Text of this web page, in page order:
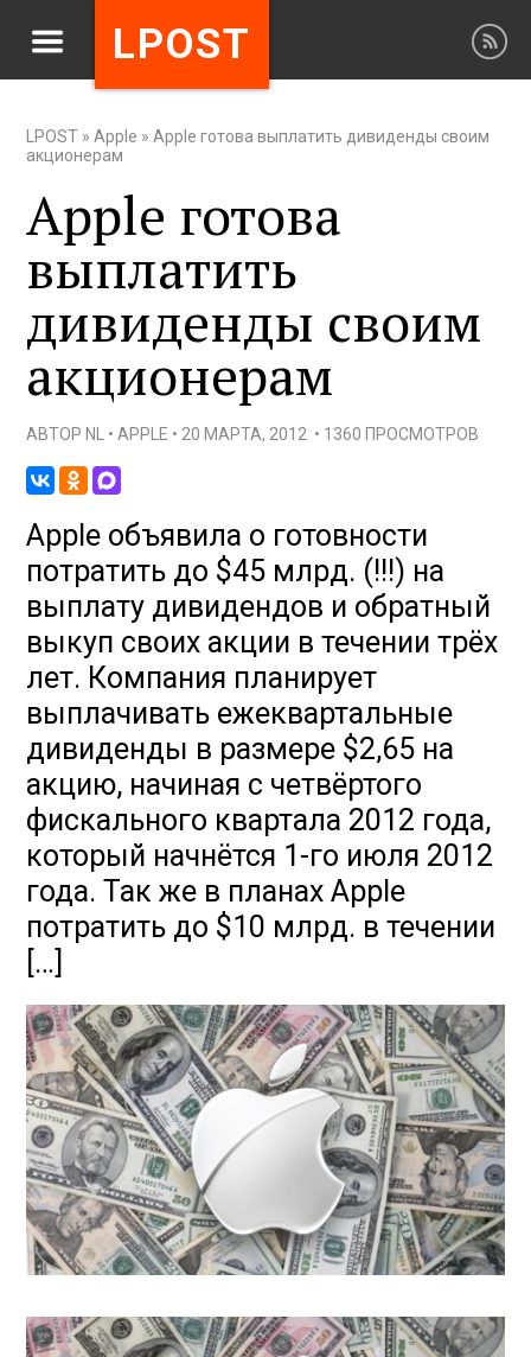
LPOST
LPOST »Apple »Apple готова выплатить дивиденды своим
акционерам
Apple готова
выплатить
дивиденды своим
акционерам
АВТОР NL •APPLE • 20 МАРТА, 2012 • 1360 ПРОСМОТРОВ
Apple объявила о готовности
потратить до $45 млрд. (!!!) на
выплату дивидендов и обратный
выкуп своих акции в течении трёх
лет. Компания планирует
выплачивать ежеквартальные
дивиденды в размере $2,65 на
акцию, начиная с четвёртого
фискального квартала 2012 года,
который начнётся 1-го июля 2012
года. Так же в планах Apple
потратить до $10 млрд. в течении
[…]